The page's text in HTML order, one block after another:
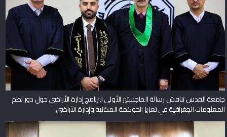
جامعة القدس تناقش رسالة الماجستير الأولى لبرنامج إدارة الأراضي حول دور نظم
المعلومات الجغرافية في تعزيز الحوكمة المكانية وإدارة الأراضي